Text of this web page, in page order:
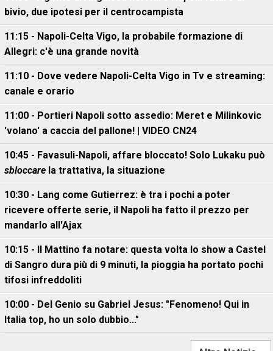
bivio, due ipotesi per il centrocampista
11:15 - Napoli-Celta Vigo, la probabile formazione di
Allegri: c'è una grande novità
11:10 - Dove vedere Napoli-Celta Vigo in Tv e streaming:
canale e orario
11:00 - Portieri Napoli sotto assedio: Meret e Milinkovic
'volano' a caccia del pallone! | VIDEO CN24
10:45 - Favasuli-Napoli, affare bloccato! Solo Lukaku può
sbloccare la trattativa, la situazione
10:30 - Lang come Gutierrez: è tra i pochi a poter
ricevere offerte serie, il Napoli ha fatto il prezzo per
mandarlo all'Ajax
10:15 - Il Mattino fa notare: questa volta lo show a Castel
di Sangro dura più di 9 minuti, la pioggia ha portato pochi
tifosi infreddoliti
10:00 - Del Genio su Gabriel Jesus: "Fenomeno! Qui in
Italia top, ho un solo dubbio..."